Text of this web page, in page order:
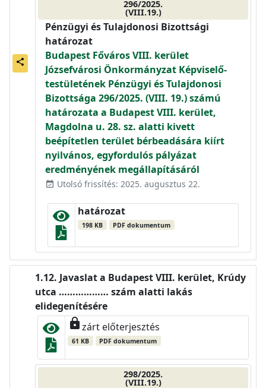
share
296/2025.
(VIII.19.)
Pénzügyi és Tulajdonosi Bizottsági
határozat
Budapest Főváros VIII. kerület
Józsefvárosi Önkormányzat Képviselő-
testületének Pénzügyi és Tulajdonosi
Bizottsága 296/2025. (VIII. 19.) számú
határozata a Budapest VIII. kerület,
Magdolna u. 28. sz. alatti kivett
beépítetlen terület bérbeadására kiírt
nyilvános, egyfordulós pályázat
eredményének megállapításáról
event_available Utolsó frissítés: 2025. augusztus 22.
határozat
198 KB PDF dokumentum
Javaslat a Budapest VIII. kerület, Krúdy
utca ……………… szám alatti lakás
elidegenítésére
lockzárt előterjesztés
61 KB PDF dokumentum
298/2025.
(VIII.19.)